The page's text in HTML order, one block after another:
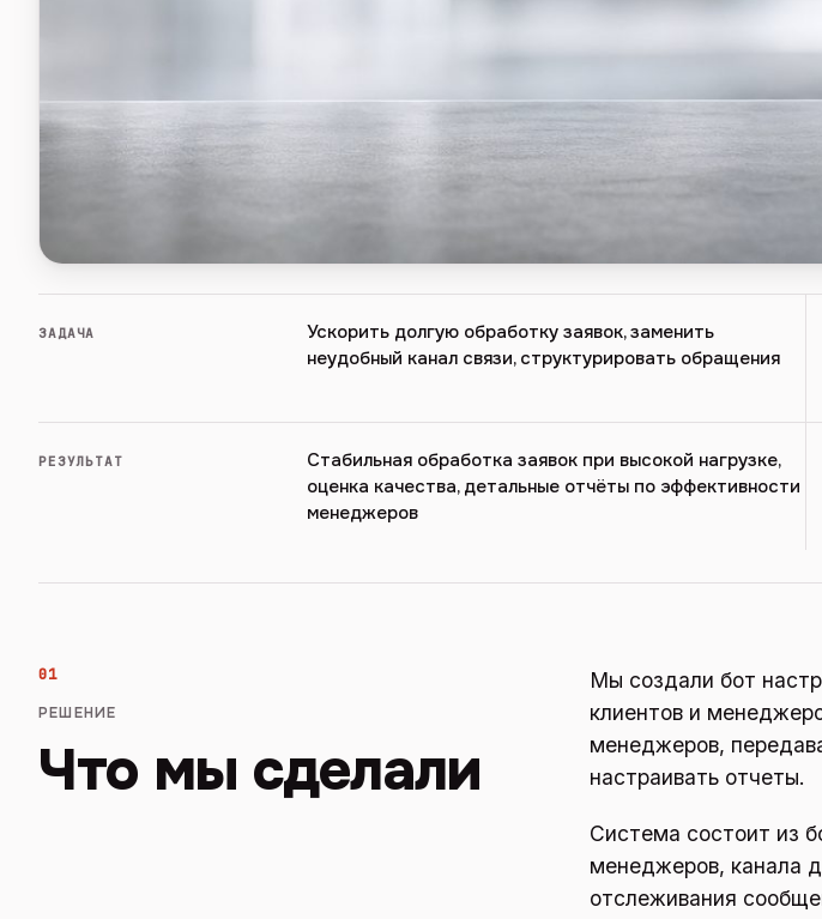
ЗАДАЧА
Ускорить долгую обработку заявок, заменить
неудобный канал связи, структурировать обращения
РЕЗУЛЬТАТ
Стабильная обработка заявок при высокой нагрузке,
оценка качества, детальные отчёты по эффективности
менеджеров
01
РЕШЕНИЕ
Что мы сделали
Мы создали бот
клиентов и
менеджеров,
настраивать отчеты.
Система состоит из
менеджеров, канала
отслеживания